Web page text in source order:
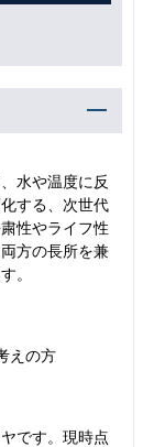
水や温度に反
する、次世代
性やライフ性
方の長所を兼
。
えの方
です。現時点